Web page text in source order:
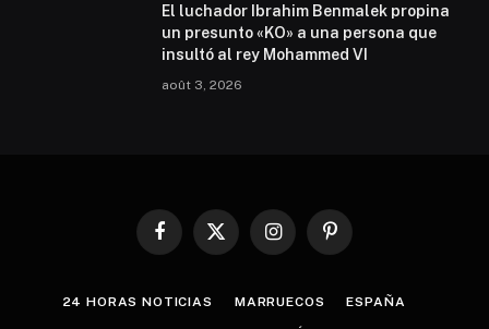
El luchador Ibrahim Benmalek propina
un presunto «KO» a una persona que
insultó al rey Mohammed VI
août 3, 2026
Facebook
X
InstagramPinterest
24 HORAS NOTICIAS MARRUECOS ESPAÑA